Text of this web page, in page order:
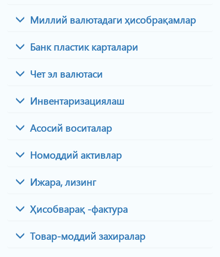
Миллий валютадаги ҳисобрақамлар
Банк пластик карталари
Чет эл валютаси
Инвентаризациялаш
Асосий воситалар
Номоддий активлар
Ижара, лизинг
Ҳисобварақ -фактура
Товар-моддий захиралар